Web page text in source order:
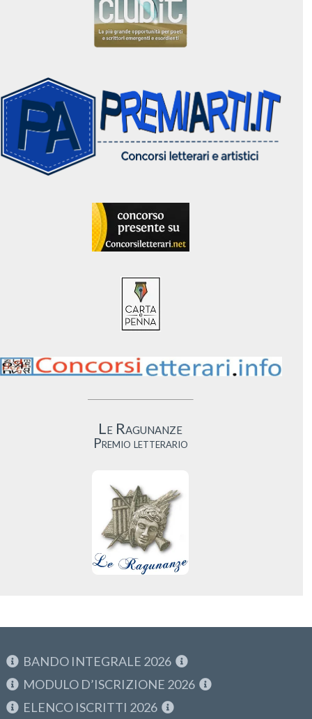
Le Ragunanze
Premio letterario
BANDO INTEGRALE 2026
MODULO D’ISCRIZIONE 2026
ELENCO ISCRITTI 2026